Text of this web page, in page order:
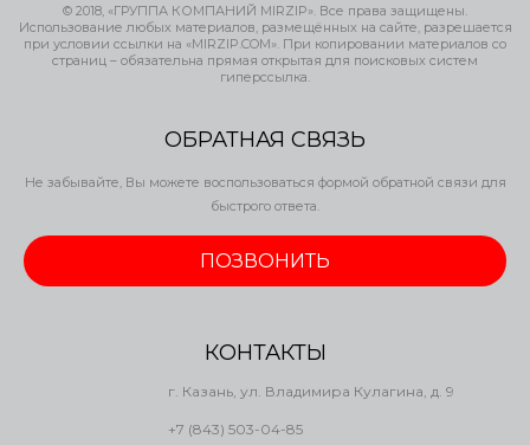
© 2018, «ГРУППА КОМПАНИЙ MIRZIP». Все права защищены.
Использование любых материалов, размещённых на сайте, разрешается
при условии ссылки на «MIRZIP.COM». При копировании материалов со
страниц – обязательна прямая открытая для поисковых систем
гиперссылка.
ОБРАТНАЯ СВЯЗЬ
Не забывайте, Вы можете воспользоваться формой обратной связи для
быстрого ответа.
ПОЗВОНИТЬ
КОНТАКТЫ
г. Казань, ул. Владимира Кулагина, д. 9
+7 (843) 503-04-85